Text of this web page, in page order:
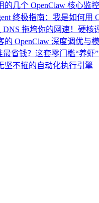
几个 OpenClaw 核心监
终极指南：我是如何用
拖垮你的网速！硬核
OpenClaw 深度调优与
最省钱？这套零门槛“养
坚不摧的自动化执行引擎